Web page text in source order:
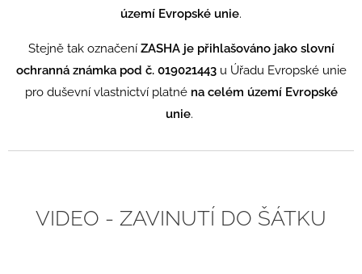
území Evropské unie.
Stejně tak označení ZASHA je přihlašováno jako slovní
ochranná známka pod č. 019021443u Úřadu Evropské unie
pro duševní vlastnictví platné na celém území Evropské
unie.
VIDEO - ZAVINUTÍ DO ŠÁTKU